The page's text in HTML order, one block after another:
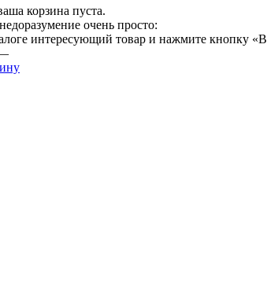
корзина пуста.
очень просто:
интересующий товар и нажмите кнопку